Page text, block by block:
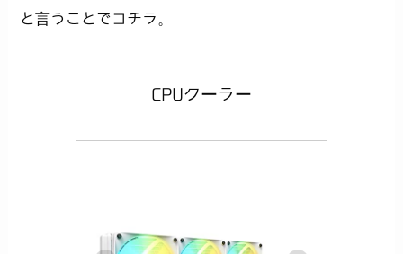
と言うことでコチラ。
CPUクーラー